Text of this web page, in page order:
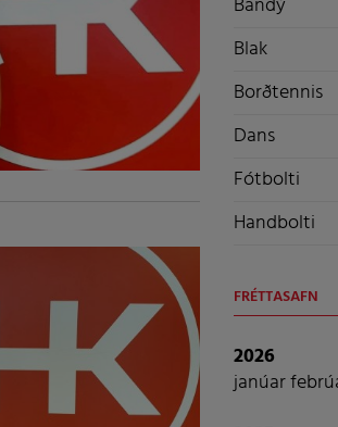
Blak
Borðtennis
Dans
Fótbolti
Handbolti
FRÉTTASAFN
2026
janúar